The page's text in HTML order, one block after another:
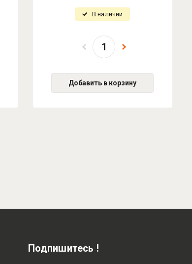
В наличии
Добавить в корзину
Подпишитесь !